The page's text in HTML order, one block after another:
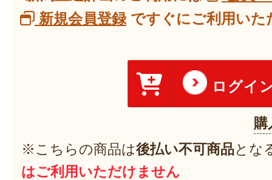
新規会員登録ですぐにご利用いた
ログイ
購
※こちらの商品は後払い不可商品とな
はご利用いただけません